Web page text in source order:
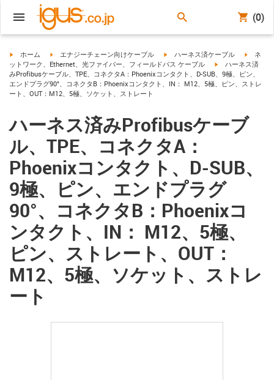
(0)
igus-icon-arrow-right
ホーム igus-icon-arrow-right
エナジーチェーン向けケーブル igus-icon-arrow-right
ハーネス済ケーブル igus-
ネ
ットワーク、Ethernet、光ファイバー、フィールドバス ケーブル
igus-icon-arrow-
ハーネス済
みProfibusケーブル、TPE、コネクタA：Phoenixコンタクト、D-SUB、9極、ピン、
エンドプラグ90°、コネクタB：Phoenixコンタクト、IN： M12、5極、ピン、ストレ
ート、OUT：M12、5極、ソケット、ストレート
ハーネス済みProfibusケーブ
ル、TPE、コネクタA：
Phoenixコンタクト、D-SUB、
9極、ピン、エンドプラグ
90°、コネクタB：Phoenixコ
ンタクト、IN： M12、5極、
ピン、ストレート、OUT：
M12、5極、ソケット、ストレ
ート